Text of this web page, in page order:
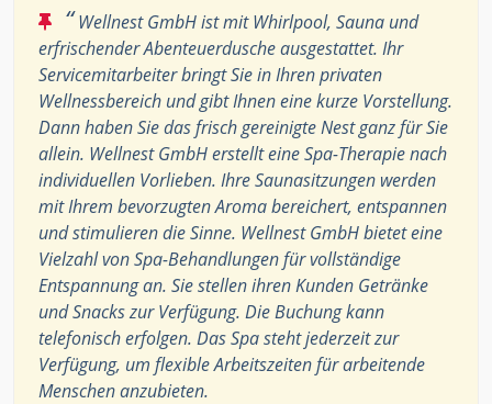
“Wellnest GmbH ist mit Whirlpool, Sauna und
erfrischender Abenteuerdusche ausgestattet. Ihr
Servicemitarbeiter bringt Sie in Ihren privaten
Wellnessbereich und gibt Ihnen eine kurze Vorstellung.
Dann haben Sie das frisch gereinigte Nest ganz für Sie
allein. Wellnest GmbH erstellt eine Spa-Therapie nach
individuellen Vorlieben. Ihre Saunasitzungen werden
mit Ihrem bevorzugten Aroma bereichert, entspannen
und stimulieren die Sinne. Wellnest GmbH bietet eine
Vielzahl von Spa-Behandlungen für vollständige
Entspannung an. Sie stellen ihren Kunden Getränke
und Snacks zur Verfügung. Die Buchung kann
telefonisch erfolgen. Das Spa steht jederzeit zur
Verfügung, um flexible Arbeitszeiten für arbeitende
Menschen anzubieten.